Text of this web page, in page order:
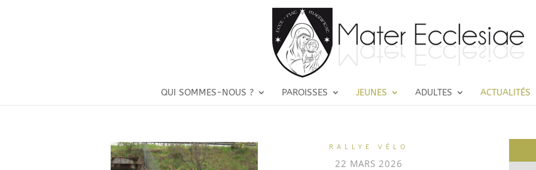
QUI SOMMES-NOUS ? PAROISSES JEUNES ADULTES ACTUALITÉS
RALLYE VÉLO
22 MARS 2026